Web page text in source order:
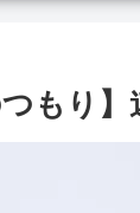
つもり